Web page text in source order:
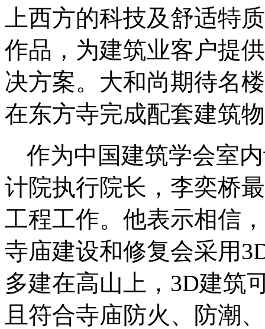
上西方的科技及舒适特
作品，为建筑业客户提
决方案。大和尚期待名
在东方寺完成配套建筑
作为中国建筑学会室
计院执行院长，李奕桥
工程工作。他表示相信
寺庙建设和修复会采用
多建在高山上， 3D建筑
且符合寺庙防火、防潮